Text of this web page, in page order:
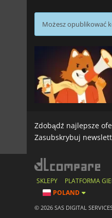
Możesz opublikować
Zdobądź najlepsze
Zasubskrybuj
SKLEPY PLATFORMA
POLAND
© 2026 SAS DIGITAL